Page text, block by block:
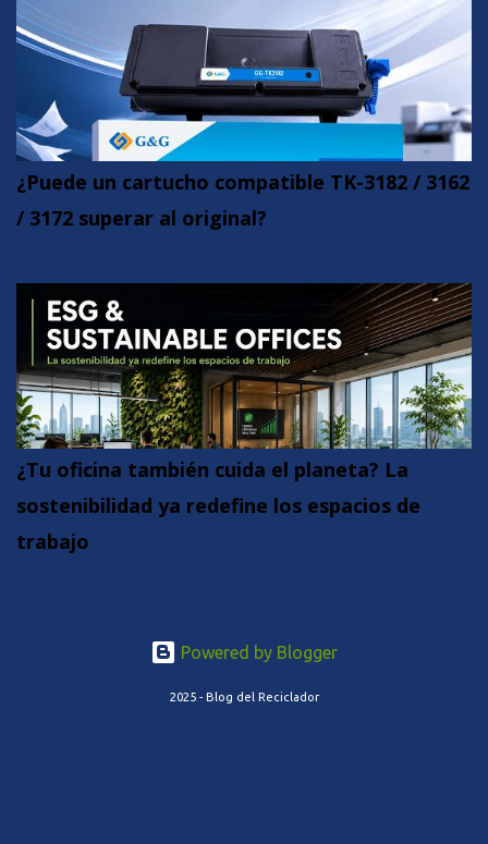
¿Puede un cartucho compatible TK-3182 / 3162
/ 3172 superar al original?
¿Tu oficina también cuida el planeta? La
sostenibilidad ya redefine los espacios de
trabajo
Powered by Blogger
2025 - Blog del Reciclador